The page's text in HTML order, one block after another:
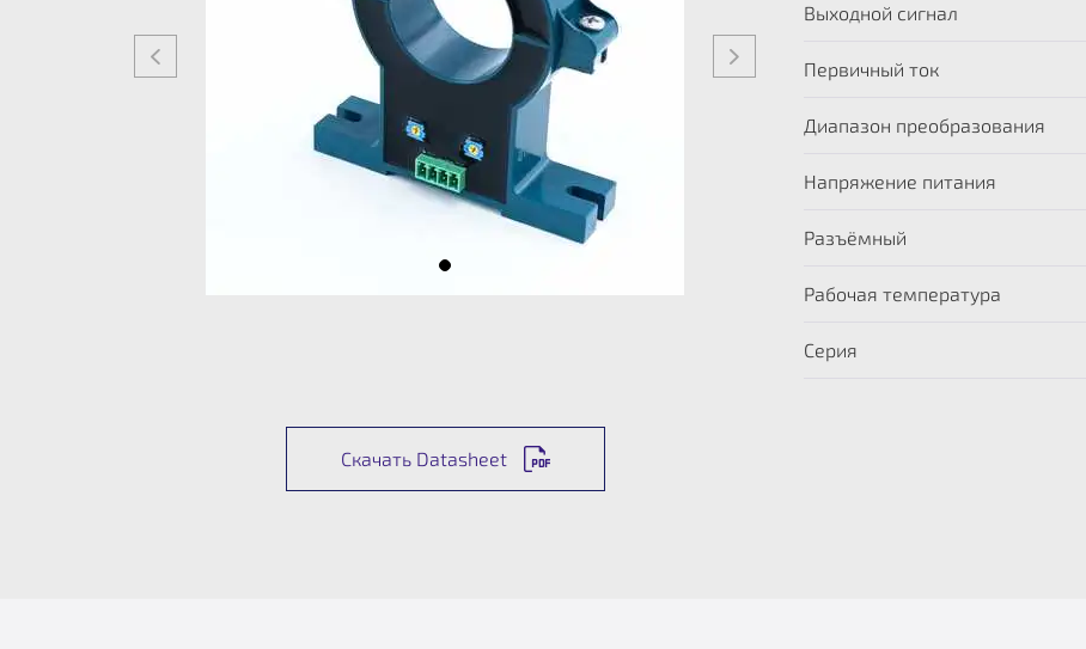
Выходной сигнал
Первичный ток
Диапазон преобразования
Напряжение питания
Разъёмный
Рабочая температура
Серия
Скачать Datasheet